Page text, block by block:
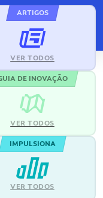
ARTIGOS
VER TODOS
DE INOVAÇÃO
VER TODOS
IMPULSIONA
VER TODOS